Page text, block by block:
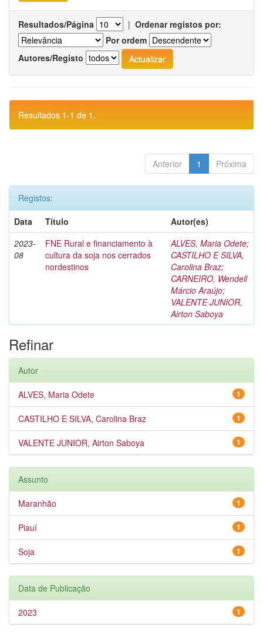
Resultados/Página | Ordenar registos por:
Por ordem
Autores/Registo
Resultados 1-1 de 1.
Anterior 1 Próxima
Registos:
Data
Título
Autor(es)
2023-
08
FNE Rural e financiamento à
cultura da soja nos cerrados
nordestinos
ALVES, Maria Odete;
CASTILHO E SILVA,
Carolina Braz;
CARNEIRO, Wendell
Márcio Araújo;
VALENTE JUNIOR,
Airton Saboya
Refinar
Autor
1
ALVES, Maria Odete
1
CASTILHO E SILVA, Carolina Braz
1
VALENTE JUNIOR, Airton Saboya
Assunto
1
Maranhão
1
Piauí
1
Soja
Data de Publicação
1
2023